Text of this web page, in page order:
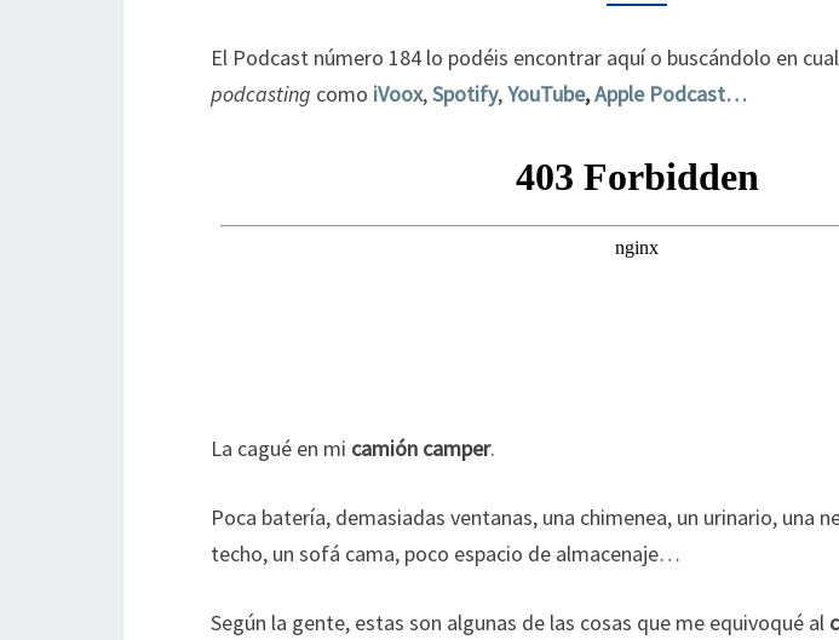
PODCAST
El Podcast número 184 lo podéis encontrar aquí o buscándolo en
podcasting como iVoox,Spotify,YouTube,Apple Podcast…
La cagué en mi camión camper.
Poca batería, demasiadas ventanas, una chimenea, un urinario, una
techo, un sofá cama, poco espacio de almacenaje…
Según la gente, estas son algunas de las cosas que me equivoqué al